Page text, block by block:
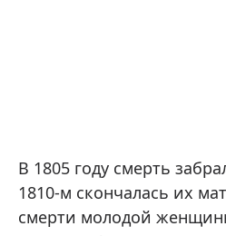
В 1805 году смерть
1810-м скончалась их
смерти молодой